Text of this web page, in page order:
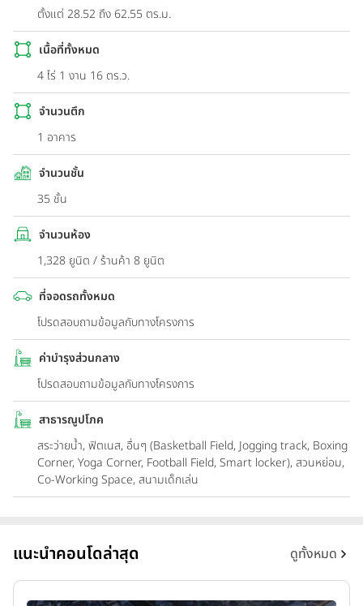
ตั้งแต่ 28.52 ถึง 62.55 ตร.ม.
เนื้อที่ทั้งหมด
4 ไร่ 1 งาน 16 ตร.ว.
จำนวนตึก
1 อาคาร
จำนวนชั้น
35 ชั้น
จำนวนห้อง
1,328 ยูนิต / ร้านค้า 8 ยูนิต
ที่จอดรถทั้งหมด
โปรดสอบถามข้อมูลกับทางโครงการ
ค่าบำรุงส่วนกลาง
โปรดสอบถามข้อมูลกับทางโครงการ
สาธารณูปโภค
สระว่ายน้ำ, ฟิตเนส, อื่นๆ (Basketball Field, Jogging track, Boxing
Corner, Yoga Corner, Football Field, Smart locker), สวนหย่อม,
Co-Working Space, สนามเด็กเล่น
แนะนำคอนโดล่าสุด ดูทั้งหมด